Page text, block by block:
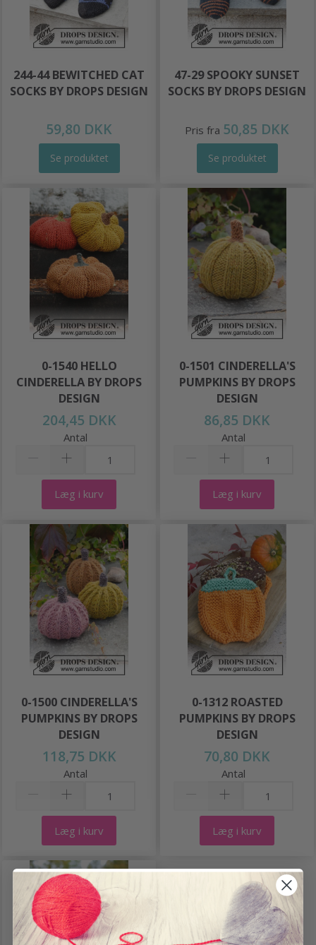
244-44 BEWITCHED CAT
SOCKS BY DROPS DESIGN
59,80 DKK
Se produktet
47-29 SPOOKY SUNSET
SOCKS BY DROPS DESIGN
Pris fra 50,85 DKK
Se produktet
0-1540 HELLO
CINDERELLA BY DROPS
DESIGN
204,45 DKK
Antal
Læg i kurv
0-1501 CINDERELLA'S
PUMPKINS BY DROPS
DESIGN
86,85 DKK
Antal
Læg i kurv
0-1500 CINDERELLA'S
PUMPKINS BY DROPS
DESIGN
118,75 DKK
Antal
Læg i kurv
0-1312 ROASTED
PUMPKINS BY DROPS
DESIGN
70,80 DKK
Antal
Læg i kurv